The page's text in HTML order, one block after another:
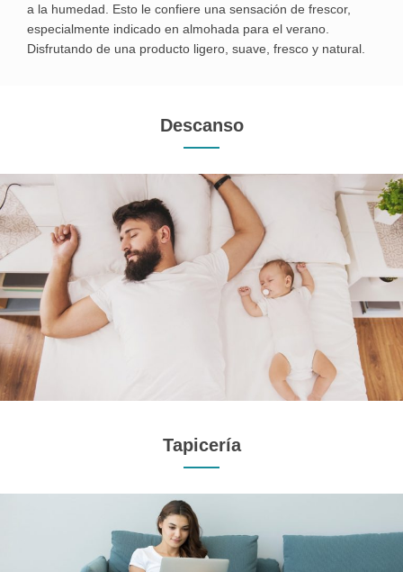
a la humedad. Esto le confiere una sensación de frescor,
especialmente indicado en almohada para el verano.
Disfrutando de una producto ligero, suave, fresco y natural.
Descanso
Tapicería